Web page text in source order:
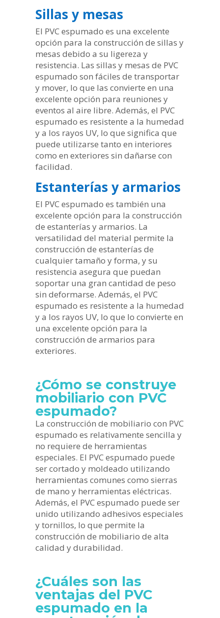
Sillas y mesas
El PVC espumado es una excelente
opción para la construcción de sillas y
mesas debido a su ligereza y
resistencia. Las sillas y mesas de PVC
espumado son fáciles de transportar
y mover, lo que las convierte en una
excelente opción para reuniones y
eventos al aire libre. Además, el PVC
espumado es resistente a la humedad
y a los rayos UV, lo que significa que
puede utilizarse tanto en interiores
como en exteriores sin dañarse con
facilidad.
Estanterías y armarios
El PVC espumado es también una
excelente opción para la construcción
de estanterías y armarios. La
versatilidad del material permite la
construcción de estanterías de
cualquier tamaño y forma, y su
resistencia asegura que puedan
soportar una gran cantidad de peso
sin deformarse. Además, el PVC
espumado es resistente a la humedad
y a los rayos UV, lo que lo convierte en
una excelente opción para la
construcción de armarios para
exteriores.
¿Cómo se construye
mobiliario con PVC
espumado?
La construcción de mobiliario con PVC
espumado es relativamente sencilla y
no requiere de herramientas
especiales. El PVC espumado puede
ser cortado y moldeado utilizando
herramientas comunes como sierras
de mano y herramientas eléctricas.
Además, el PVC espumado puede ser
unido utilizando adhesivos especiales
y tornillos, lo que permite la
construcción de mobiliario de alta
calidad y durabilidad.
¿Cuáles son las
ventajas del PVC
espumado en la